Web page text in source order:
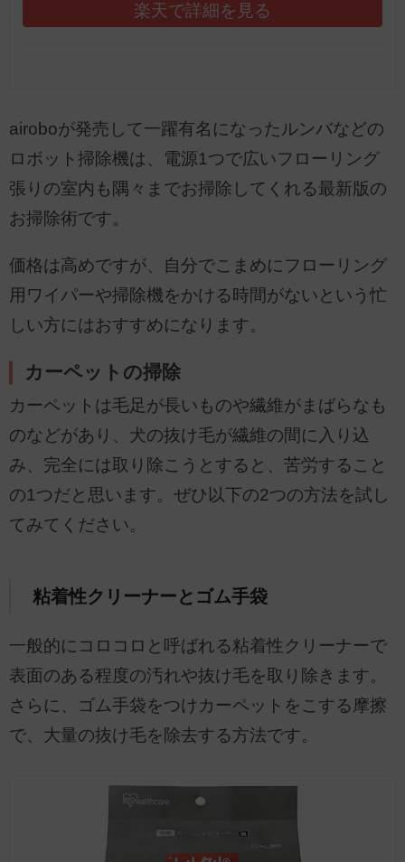
楽天で詳細を見る
airoboが発売して一躍有名になったルンバなどの
ロボット掃除機は、電源1つで広いフローリング
張りの室内も隅々までお掃除してくれる最新版の
お掃除術です。
価格は高めですが、自分でこまめにフローリング
用ワイパーや掃除機をかける時間がないという忙
しい方にはおすすめになります。
カーペットの掃除
カーペットは毛足が長いものや繊維がまばらなも
のなどがあり、犬の抜け毛が繊維の間に入り込
み、完全には取り除こうとすると、苦労すること
の1つだと思います。ぜひ以下の2つの方法を試し
てみてください。
粘着性クリーナーとゴム手袋
一般的にコロコロと呼ばれる粘着性クリーナーで
表面のある程度の汚れや抜け毛を取り除きます。
さらに、ゴム手袋をつけカーペットをこする摩擦
で、大量の抜け毛を除去する方法です。